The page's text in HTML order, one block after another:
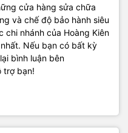
cửa hàng sửa chữa
và chế độ bảo hành siêu
nhánh của Hoàng Kiên
Nếu bạn có bất kỳ
bình luận bên
trợ bạn!